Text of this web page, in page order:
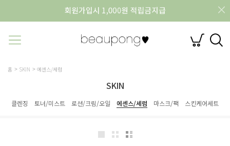
홈 SKIN 에센스/세럼
SKIN
클렌징 토너/미스트 로션/크림/오일 에센스/세럼 마스크/팩 스킨케어세트